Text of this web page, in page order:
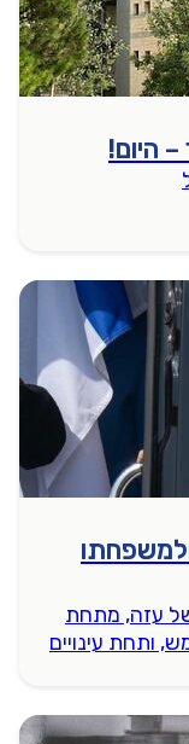
היום!
עזה, מתחת
ותחת עינויים